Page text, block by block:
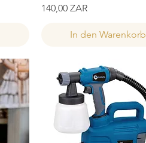
Preis
140,00 ZAR
In den Warenkorb